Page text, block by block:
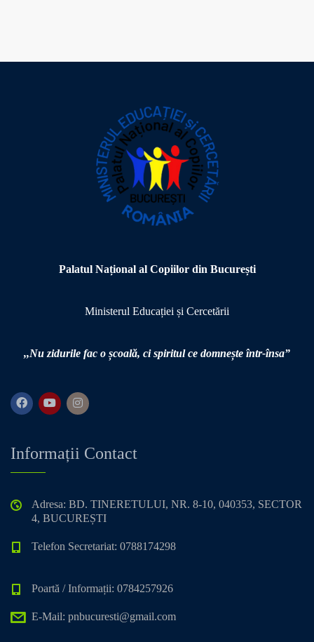
Palatul Național al Copiilor din București
Ministerul Educației și Cercetării
,,Nu zidurile fac o școală, ci spiritul ce domnește într-însa”
Informații Contact
Adresa: BD. TINERETULUI, NR. 8-10, 040353, SECTOR
4, BUCUREȘTI
Telefon Secretariat: 0788174298
Poartă / Informații: 0784257926
E-Mail: pnbucuresti@gmail.com